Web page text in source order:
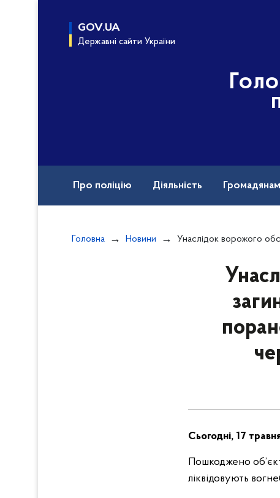
GOV.UA
Державні сайти України
Про поліцію Діяльність Громадянам
Головна Новини Унаслідок ворожого обстрілу Одещини загинула одна людина, ще восьмеро –
Сьогодні, 17
Пошкоджено
ліквідовують